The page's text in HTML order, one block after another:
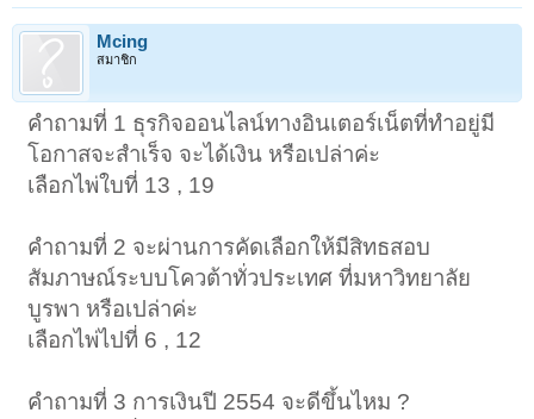
Mcing
สมาชิก
คำถามที่ 1 ธุรกิจออนไลน์ทางอินเตอร์เน็ตที่ทำอยู่มี
โอกาสจะสำเร็จ จะได้เงิน หรือเปล่าค่ะ
เลือกไพ่ใบที่ 13 , 19
คำถามที่ 2 จะผ่านการคัดเลือกให้มีสิทธสอบ
สัมภาษณ์ระบบโควต้าทั่วประเทศ ที่มหาวิทยาลัย
บูรพา หรือเปล่าค่ะ
เลือกไพ่ไปที่ 6 , 12
คำถามที่ 3 การเงินปี 2554 จะดีขึ้นไหม ?